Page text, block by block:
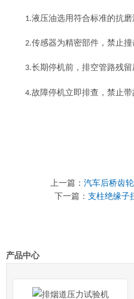
1.液压油选用符合标准的抗磨
2.传感器为精密部件，禁止撞
3.长期停机前，排空管路残留
4.故障停机立即排查，禁止带
上一篇： 汽车后桥齿
下一篇： 支柱绝缘子
产品中心